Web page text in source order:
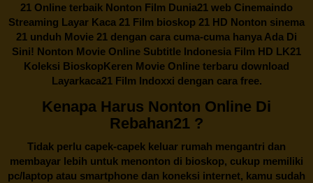
21 Online terbaik Nonton Film Dunia21 web Cinemaindo
Streaming Layar Kaca 21 Film bioskop 21 HD Nonton sinema
21 unduh Movie 21 dengan cara cuma-cuma hanya Ada Di
Sini! Nonton Movie Online Subtitle Indonesia Film HD LK21
Koleksi BioskopKeren Movie Online terbaru download
Layarkaca21 Film Indoxxi dengan cara free.
Kenapa Harus Nonton Online Di
Rebahan21 ?
Tidak perlu capek-capek keluar rumah mengantri dan
membayar lebih untuk menonton di bioskop, cukup memiliki
pc/laptop atau smartphone dan koneksi internet, kamu sudah